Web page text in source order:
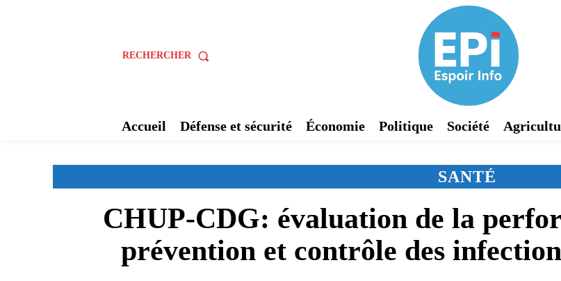
RECHERCHER
Accueil Défense et sécurité Économie Politique Société
SANTÉ
CHUP-CDG: évaluation de la
prévention et contrôle des